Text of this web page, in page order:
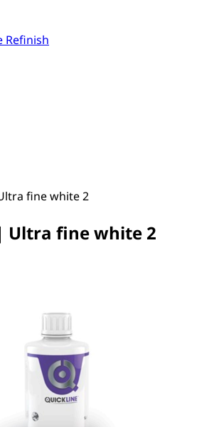
Refinish
fine white 2
Ultra fine white 2